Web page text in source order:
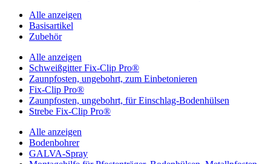
Alle anzeigen
Basisartikel
Zubehör
Alle anzeigen
Schweißgitter Fix-Clip Pro®
Zaunpfosten, ungebohrt, zum Einbetonieren
Fix-Clip Pro®
Zaunpfosten, ungebohrt, für Einschlag-Bodenhülsen
Strebe Fix-Clip Pro®
Alle anzeigen
Bodenbohrer
GALVA-Spray